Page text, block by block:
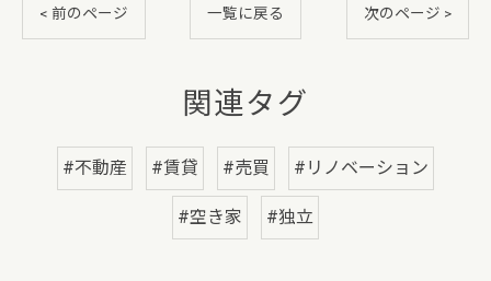
< 前のページ 一覧に戻る 次のページ >
関連タグ
#不動産 #賃貸 #売買 #リノベーション
#空き家 #独立